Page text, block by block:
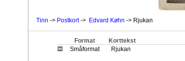
Tinn -> Postkort-> Edvard Køhn -> Rjukan
Format Korttekst
Småformat
Rjukan